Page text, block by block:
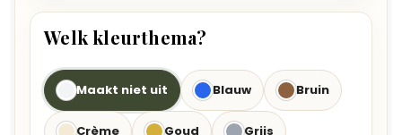
Welk kleurthema?
Maakt niet uit Blauw Bruin
Crème Goud Grijs